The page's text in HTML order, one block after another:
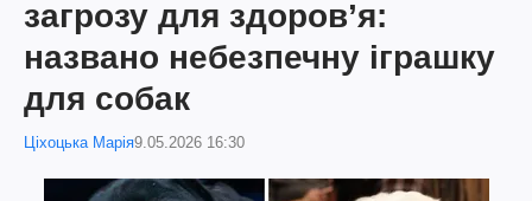
загрозу для здоров’я:
названо небезпечну іграшку
для собак
Ціхоцька Марія9.05.2026 16:30